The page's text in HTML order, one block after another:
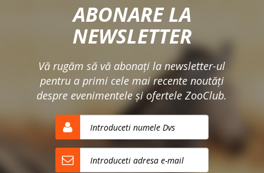
ABONARE LA
NEWSLETTER
Vă rugăm să vă abonaţi la newsletter-ul
pentru a primi cele mai recente noutăţi
despre evenimentele şi ofertele ZooClub.